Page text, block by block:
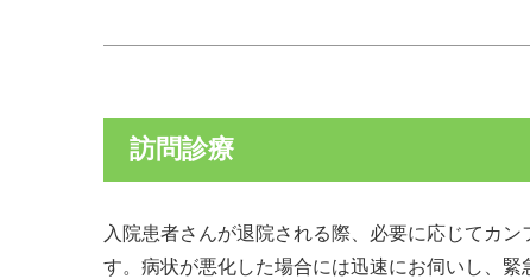
訪問診療
入院患者さんが退院される際、必要に応じてカ
す。病状が悪化した場合には迅速にお伺いし、